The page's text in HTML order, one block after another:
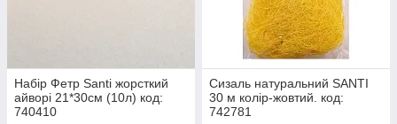
Набір Фетр Santi жорсткий
айворі 21*30см (10л) код:
740410
Сизаль натуральний SANTI
30 м колір-жовтий. код:
742781